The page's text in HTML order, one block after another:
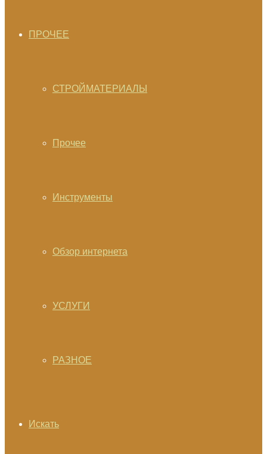
ПРОЧЕЕ
СТРОЙМАТЕРИАЛЫ
Прочее
Инструменты
Обзор интернета
УСЛУГИ
РАЗНОЕ
Искать